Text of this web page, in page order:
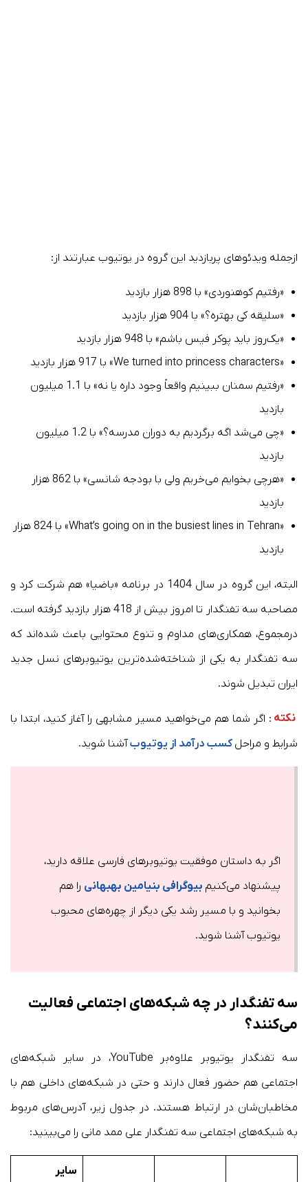
ازجمله ویدئوهای پربازدید این گروه در یوتیوب عبارتند از:
«رفتیم کوهنوردی» با 898 هزار بازدید
«سلیقه کی بهتره؟» با 904 هزار بازدید
«یک‌روز باید پوکر فیس باشم» با 948 هزار بازدید
«We turned into princess characters» با 917 هزار بازدید
«رفتیم سمنان ببینیم واقعاً وجود داره یا نه» با 1.1 میلیون
بازدید
«چی می‌شد اگه برگردیم به دوران مدرسه؟» با 1.2 میلیون
بازدید
«هرچی بخوایم می‌خریم ولی با بودجه شانسی» با 862 هزار
بازدید
«What’s going on in the busiest lines in Tehran» با 824 هزار
بازدید
البته، این گروه در سال 1404 در برنامه «باضیا» هم شرکت کرد و
مصاحبه سه تفنگدار تا امروز بیش از 418 هزار بازدید گرفته است.
درمجموع، همکاری‌های مداوم و تنوع محتوایی باعث شده‌اند که
سه تفنگدار به یکی از شناخته‌شده‌ترین یوتیوبرهای نسل جدید
ایران تبدیل شوند.
نکته : اگر شما هم می‌خواهید مسیر مشابهی را آغاز کنید، ابتدا با
شرایط و مراحل کسب درآمد از یوتیوبآشنا شوید.
اگر به داستان موفقیت یوتیوبرهای فارسی علاقه دارید،
پیشنهاد می‌کنیم بیوگرافی بنیامین بهبهانی را هم
بخوانید و با مسیر رشد یکی دیگر از چهره‌های محبوب
یوتیوب آشنا شوید.
سه تفنگدار در چه شبکه‌های اجتماعی فعالیت
می‌کنند؟
سه تفنگدار یوتیوبر علاوه‌بر YouTube، در سایر شبکه‌های
اجتماعی هم حضور فعال دارند و حتی در شبکه‌های داخلی هم با
مخاطبان‌شان در ارتباط هستند. در جدول زیر، آدرس‌های مربوط
به شبکه‌های اجتماعی سه تفنگدار علی ممد مانی را می‌بینید:
سایر